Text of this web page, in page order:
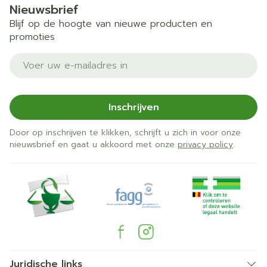
Nieuwsbrief
Blijf op de hoogte van nieuwe producten en
promoties
E-mail adres
Inschrijven
Door op inschrijven te klikken, schrijft u zich in voor onze
nieuwsbrief en gaat u akkoord met onze privacy policy.
Juridische links